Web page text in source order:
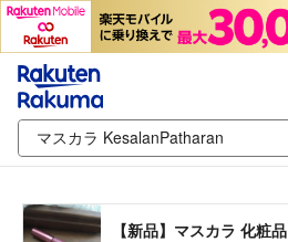
【新品】マスカラ 化粧品